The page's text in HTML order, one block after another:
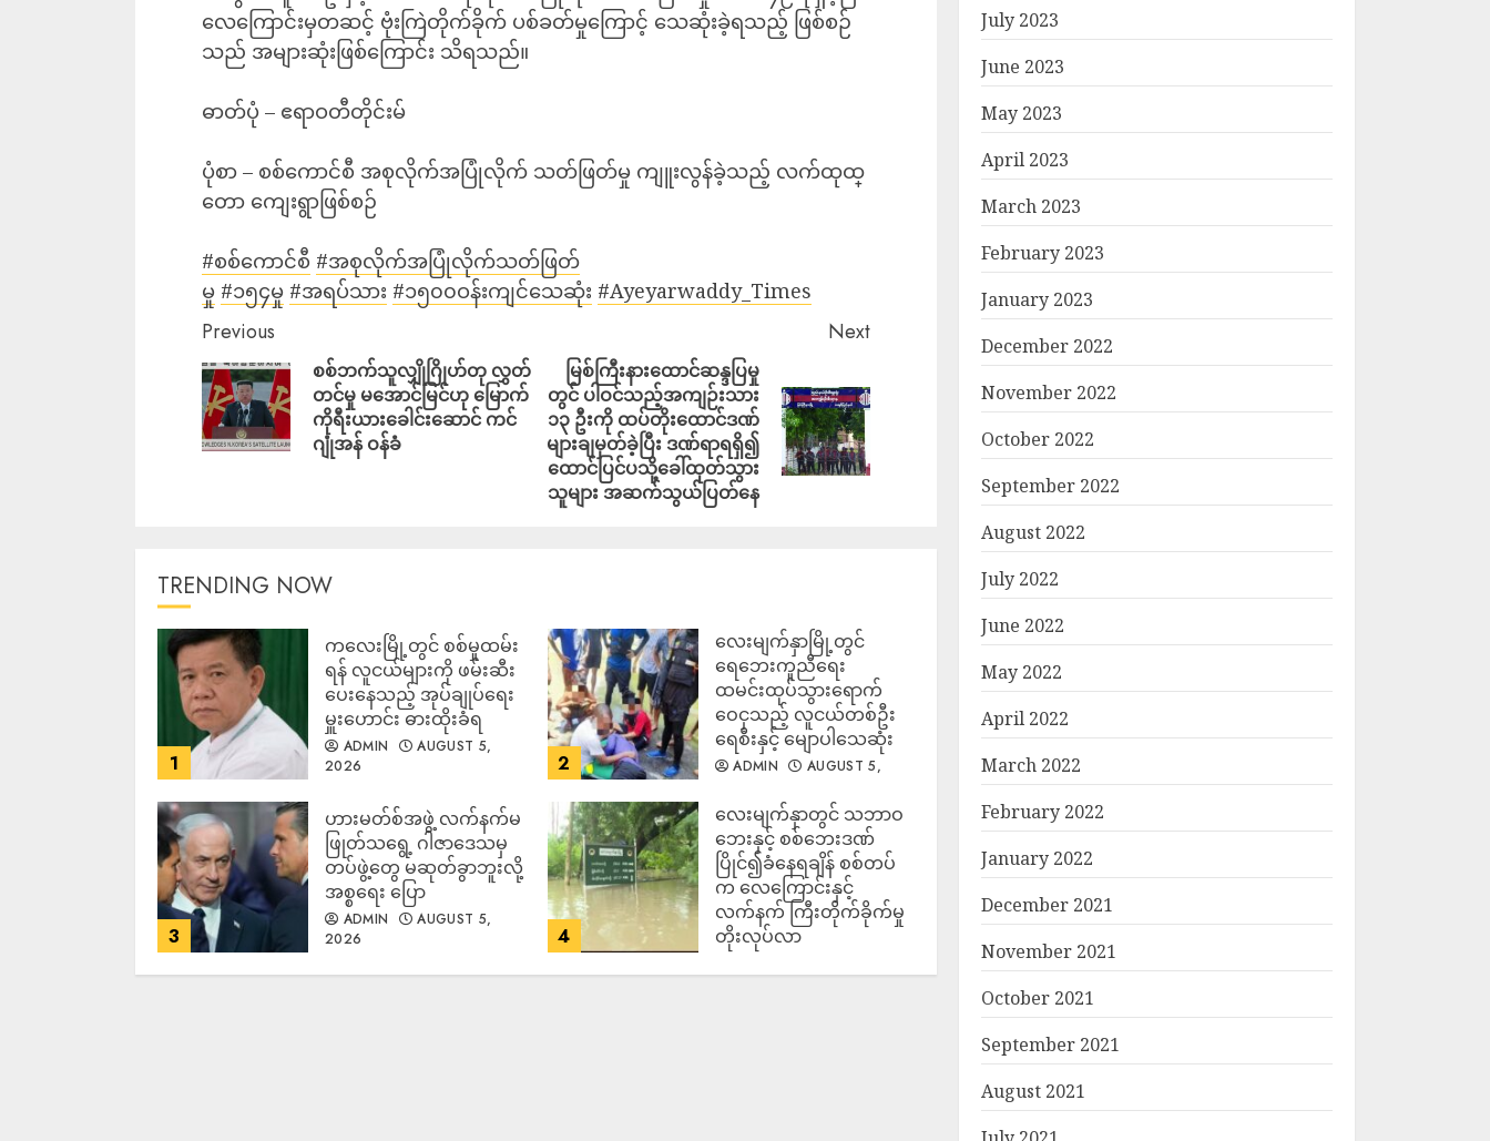
လေကြောင်းမှတဆင့် ဗုံးကြဲတိုက်ခိုက် ပစ်ခတ်မှုကြောင့် သေဆုံးခဲ့ရသည့် ဖြစ်စဉ်
သည် အများဆုံးဖြစ်ကြောင်း သိရသည်။
ဓာတ်ပုံ – ဧရာဝတီတိုင်းမ်
ပုံစာ – စစ်ကောင်စီ အစုလိုက်အပြုံလိုက် သတ်ဖြတ်မှု ကျူးလွန်ခဲ့သည့် လက်ထုထ္
တော ကျေးရွာဖြစ်စဉ်
#စစ်ကောင်စီ #အစုလိုက်အပြုံလိုက်သတ်ဖြတ်
မှု #၁၅၄မှု #အရပ်သား #၁၅၀၀ဝန်းကျင်သေဆုံး #Ayeyarwaddy_Times
Previous
စစ်ဘက်သူလျှိုဂြိုဟ်တု လွှတ်
တင်မှု မအောင်မြင်ဟု မြောက်
ကိုရီးယားခေါင်းဆောင် ကင်
ဂျုံအန် ဝန်ခံ
Next
မြစ်ကြီးနားထောင်ဆန္ဒပြမှု
တွင် ပါဝင်သည့်အကျဉ်းသား
၁၃ ဦးကို ထပ်တိုးထောင်ဒဏ်
များချမှတ်ခဲ့ပြီး ဒဏ်ရာရရှိ၍
ထောင်ပြင်ပသို့ခေါ်ထုတ်သွား
သူများ အဆက်သွယ်ပြတ်နေ
TRENDING NOW
1
ကလေးမြို့တွင် စစ်မှုထမ်း
ရန် လူငယ်များကို ဖမ်းဆီး
ပေးနေသည့် အုပ်ချုပ်ရေး
မှူးဟောင်း ဓားထိုးခံရ
ADMIN
AUGUST 5,
2026
2
လေးမျက်နှာမြို့တွင်
ရေဘေးကူညီရေး
ထမင်းထုပ်သွားရောက်
ဝေငှသည့် လူငယ်တစ်ဦး
ရေစီးနှင့် မျောပါသေဆုံး
ADMIN
AUGUST 5,
3
ဟားမတ်စ်အဖွဲ့ လက်နက်မ
ဖြုတ်သရွေ့ ဂါဇာဒေသမှ
တပ်ဖွဲ့တွေ မဆုတ်ခွာဘူးလို့
အစ္စရေး ပြော
ADMIN
AUGUST 5,
2026
4
‎လေးမျက်နှာတွင် သဘာဝ
ဘေးနှင့် စစ်ဘေးဒဏ်
ပြိုင်၍ခံနေရချိန် စစ်တပ်
က လေကြောင်းနှင့်
လက်နက် ကြီးတိုက်ခိုက်မှု
တိုးလုပ်လာ
July 2023
June 2023
May 2023
April 2023
March 2023
February 2023
January 2023
December 2022
November 2022
October 2022
September 2022
August 2022
July 2022
June 2022
May 2022
April 2022
March 2022
February 2022
January 2022
December 2021
November 2021
October 2021
September 2021
August 2021